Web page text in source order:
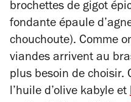
brochettes de gigot
fondante épaule
chouchoute). Comme
viandes arrivent au
plus besoin de choisir.
l’huile d’olive kabyle et